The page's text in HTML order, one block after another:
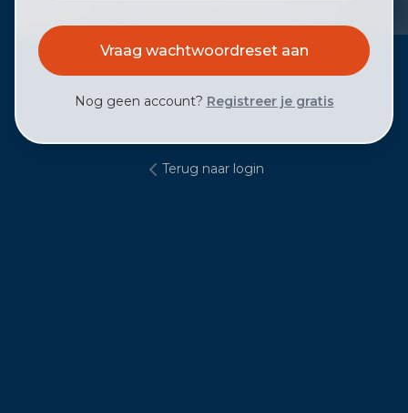
Nog geen account? Registreer je gratis
Terug naar login